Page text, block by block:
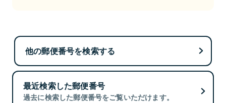
他の郵便番号を検索する
最近検索した郵便番号
過去に検索した郵便番号をご覧いただけます。